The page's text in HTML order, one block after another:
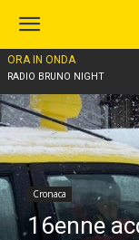
ORA IN ONDA
RADIO BRUNO NIGHT
Home
Cronaca
16enne